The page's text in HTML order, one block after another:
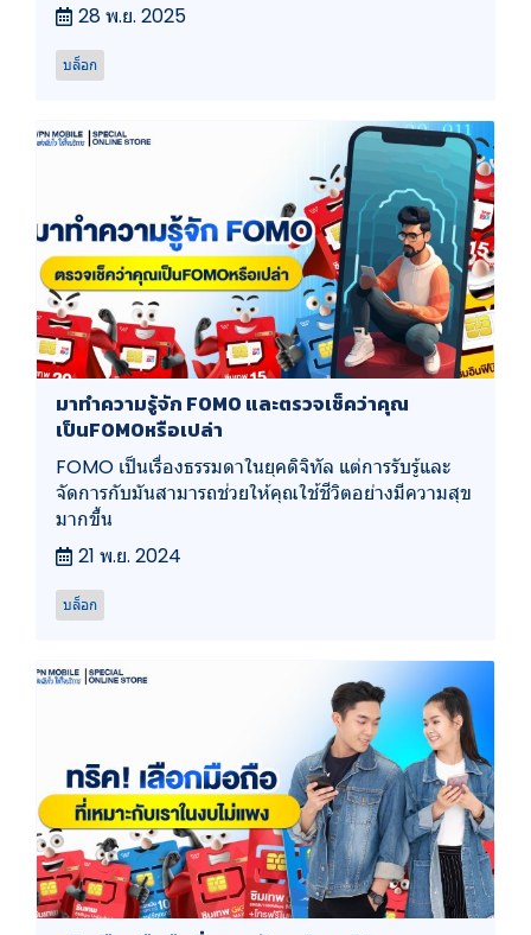
28 พ.ย. 2025
บล็อก
มาทำความรู้จัก FOMO และตรวจเช็คว่าคุณ
เป็นFOMOหรือเปล่า
FOMO เป็นเรื่องธรรมดาในยุคดิจิทัล แต่การรับรู้และ
จัดการกับมันสามารถช่วยให้คุณใช้ชีวิตอย่างมีความสุข
มากขึ้น
21 พ.ย. 2024
บล็อก